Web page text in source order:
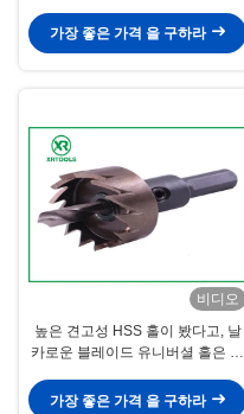
니다
가장 좋은 가격 을 구하라
비디오
높은 견고성 HSS 홀이 봤다고, 날
카로운 블레이드 유니버셜 홀은 스
가장 좋은 가격 을 구하라